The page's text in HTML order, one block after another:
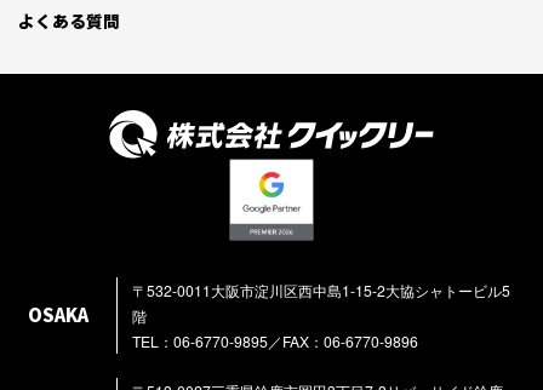
よくある質問
OSAKA
〒532-0011大阪市淀川区西中島1-15-2大協シャトービル5
階
TEL：06-6770-9895／FAX：06-6770-9896